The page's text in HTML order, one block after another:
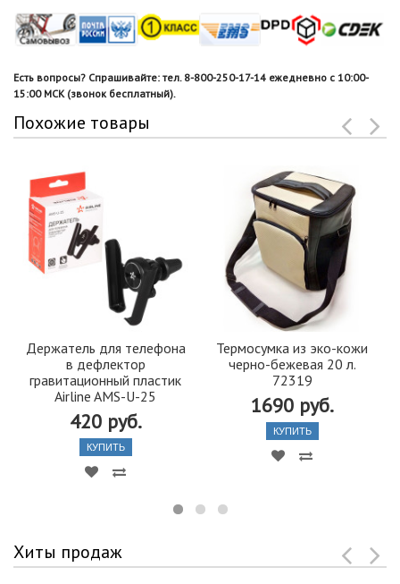
Есть вопросы? Спрашивайте: тел. 8-800-250-17-14 ежедневно с 10:00-
15:00 МСК (звонок бесплатный).
Похожие товары
Держатель для телефона
в дефлектор
гравитационный пластик
Airline AMS-U-25
420 руб.
КУПИТЬ
Термосумка из эко-кожи
черно-бежевая 20 л.
72319
1690 руб.
КУПИТЬ
Хиты продаж